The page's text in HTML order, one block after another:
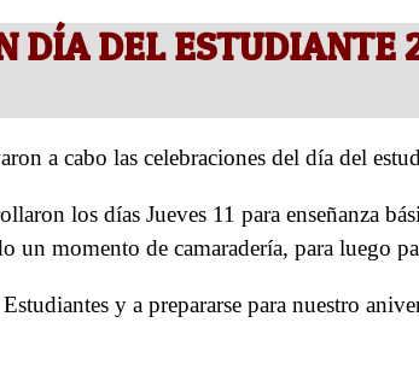
DÍA DEL ESTUDIANTE
a cabo las celebraciones del día del
los días Jueves 11 para enseñanza
un momento de camaradería, para luego
y a prepararse para nuestro